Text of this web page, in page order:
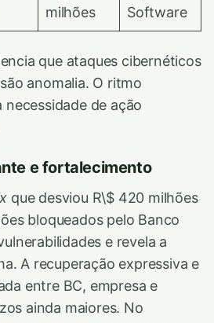
milhões
Software
que ataques cibernéticos
anomalia. O ritmo
de ação
e fortalecimento
que desviou R\$ 420 milhões
bloqueados pelo Banco
e revela a
A recuperação expressiva e
entre BC, empresa e
ainda maiores. No